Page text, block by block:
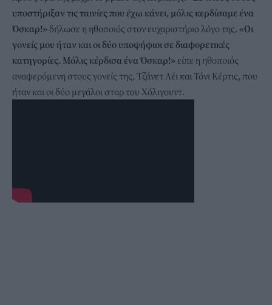
υποστήριξαν τις ταινίες που έχω κάνει, μόλις κερδίσαμε ένα
Όσκαρ!» δήλωσε η ηθοποιός στον ευχαριστήριο λόγο της. «Οι
γονείς μου ήταν και οι δύο υποψήφιοι σε διαφορετικές
κατηγορίες. Μόλις κέρδισα ένα Όσκαρ!» είπε η ηθοποιός
αναφερόμενη στους γονείς της, Τζάνετ Λέι και Τόνι Κέρτις, που
ήταν και οι δύο μεγάλοι σταρ του Χόλιγουντ.